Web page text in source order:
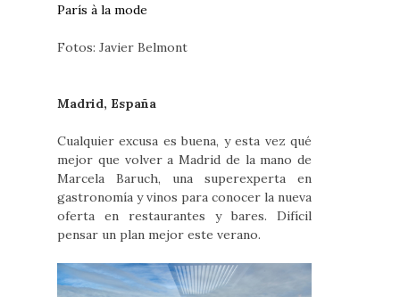
París à la mode
Fotos: Javier Belmont
Madrid, España
Cualquier excusa es buena, y esta vez qué
mejor que volver a Madrid de la mano de
Marcela Baruch, una superexperta en
gastronomía y vinos para conocer la nueva
oferta en restaurantes y bares. Difícil
pensar un plan mejor este verano.